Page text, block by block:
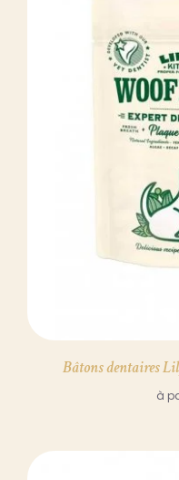
Bâtons dentaires
à